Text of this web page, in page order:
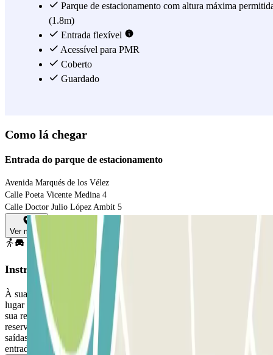
Morales Meseguer - Urgências, encontrará a linha de autocarro 50, e
muito perto está também a Plaza Circular onde encontrará as
paragens de autocarro 1, 22, 26, 29, 30, 31, 32 e 50. O que está à
espera? Reserve hoje com Parclick para encontrar estacionamento
de forma rápida e fácil!
Ver mais
Parque de estacionamento com altura máxima
(1.8m)
Entrada flexível
Acessível para PMR
Coberto
Guardado
Como lá chegar
Entrada do parque de estacionamento
Avenida Marqués de los Vélez
Calle Poeta Vicente Medina 4
Calle Doctor Julio López Ambit 5
Ver mapa
Instruções
À sua entrada, leve um bilhete na barreira, estacione em qualquer
lugar de estacionamento disponível, vá até à bilheteira para validar a
sua reserva. Na sua saída: Dirija-se à bilheteira para validar a sua
reserva de parclick. Se o seu passe permitir múltiplas entradas e
saídas: Repita o processo de validação da reserva acima em cada
entrada.